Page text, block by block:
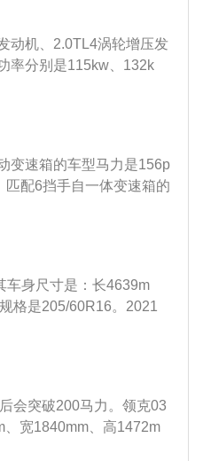
大马力是254ps，最大功
一体变速箱。
动机、2.0TL4涡轮增压发
率分别是115kw、132k
领克03是领克推出的一
立悬挂。
变速箱的车型马力是156p
配6挡手自一体变速箱的
领克03手动纯lite为
车身尺寸是：长4639m
格是205/60R16。2021
箱，最大功率是115kw，
会突破200马力。领克03
宽1840mm、高1472m
别是低功率版1.5升涡轮